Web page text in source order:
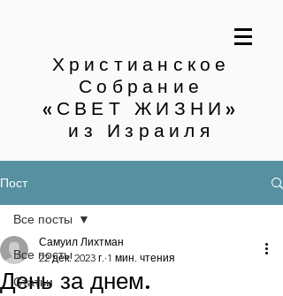
Христианское
Собрание
«СВЕТ ЖИЗНИ»
из Израиля
Пост
Все посты
Статьи
Все посты
День за днем.
Самуил Лихтман
22 дек. 2023 г. 1 мин. чтения